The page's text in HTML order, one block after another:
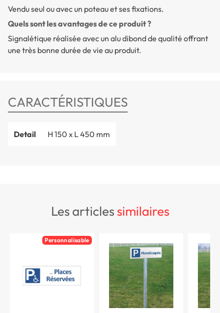
Vendu seul ou avec un poteau et ses fixations.
Quels sont les avantages de ce produit ?
Signalétique réalisée avec un alu dibond de qualité offrant
une très bonne durée de vie au produit.
CARACTÉRISTIQUES
Detail H 150 x L 450 mm
les articlessimilaires
Personnalisable